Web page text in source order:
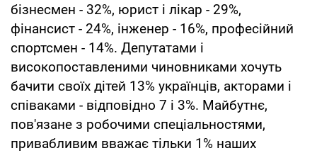
бізнесмен - 32%, юрист і лікар - 29%,
фінансист - 24%, інженер - 16%, професійний
спортсмен - 14%. Депутатами і
високопоставленими чиновниками хочуть
бачити своїх дітей 13% українців, акторами і
співаками - відповідно 7 і 3%. Майбутнє,
пов'язане з робочими спеціальностями,
привабливим вважає тільки 1% наших